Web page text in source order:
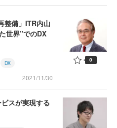
整備」ITR内山
世界”でのDX
DX
2021/11/30
0
スが実現する